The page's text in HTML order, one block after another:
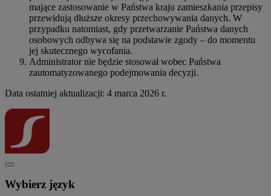
mające zastosowanie w Państwa kraju zamieszkania przepisy
przewidują dłuższe okresy przechowywania danych. W
przypadku natomiast, gdy przetwarzanie Państwa danych
osobowych odbywa się na podstawie zgody – do momentu
jej skutecznego wycofania.
Administrator nie będzie stosował wobec Państwa
zautomatyzowanego podejmowania decyzji.
Data ostatniej aktualizacji: 4 marca 2026 r.
Wybierz język